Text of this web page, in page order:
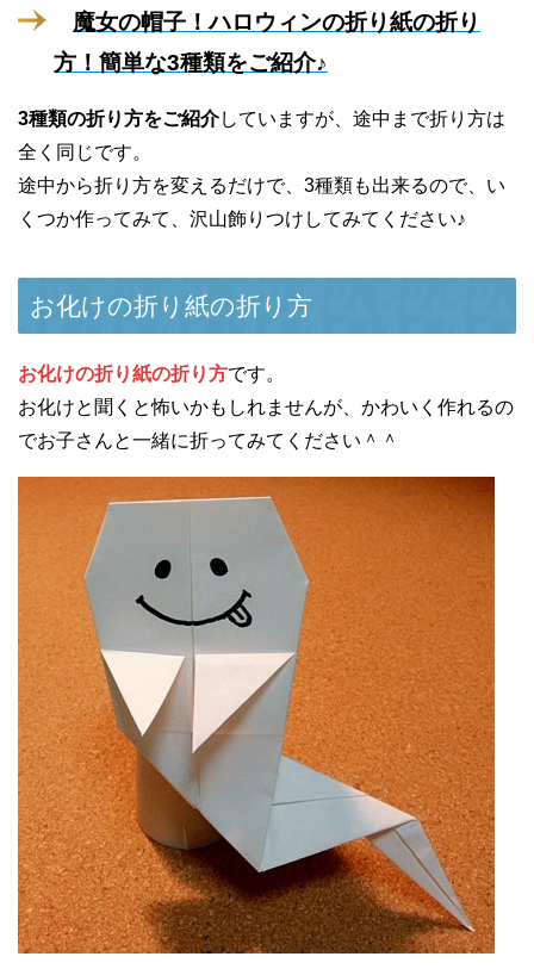
魔女の帽子！ハロウィンの折り紙の折り
方！簡単な3種類をご紹介♪
3種類の折り方をご紹介していますが、途中まで折り方は
全く同じです。
途中から折り方を変えるだけで、3種類も出来るので、い
くつか作ってみて、沢山飾りつけしてみてください♪
お化けの折り紙の折り方
お化けの折り紙の折り方です。
お化けと聞くと怖いかもしれませんが、かわいく作れるの
でお子さんと一緒に折ってみてください＾＾